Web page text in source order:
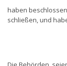
haben
schließen, und